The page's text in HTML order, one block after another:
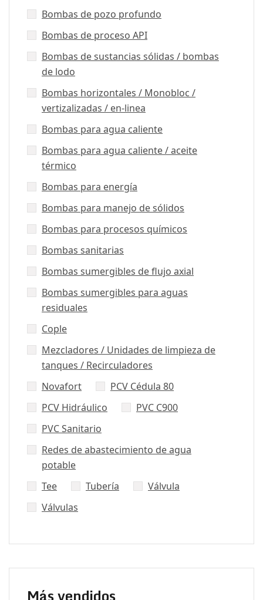
Bombas de pozo profundo
Bombas de proceso API
Bombas de sustancias sólidas / bombas
de lodo
Bombas horizontales / Monobloc /
vertizalizadas / en-linea
Bombas para agua caliente
Bombas para agua caliente / aceite
térmico
Bombas para energía
Bombas para manejo de sólidos
Bombas para procesos químicos
Bombas sanitarias
Bombas sumergibles de flujo axial
Bombas sumergibles para aguas
residuales
Cople
Mezcladores / Unidades de limpieza de
tanques / Recirculadores
Novafort
PCV Cédula 80
PCV Hidráulico
PVC C900
PVC Sanitario
Redes de abastecimiento de agua
potable
Tee
Tubería
Válvula
Válvulas